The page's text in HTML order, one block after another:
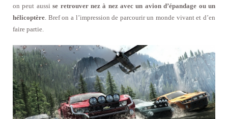
on peut aussise retrouver nez à nez avec un avion d’épandage ou un
hélicoptère. Bref on a l’impression de parcourir un monde vivant et d’en
faire partie.